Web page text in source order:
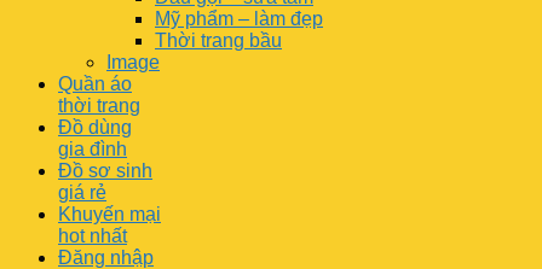
Mỹ phẩm – làm đẹp
Thời trang bầu
Image
Quần áo
thời trang
Đồ dùng
gia đình
Đồ sơ sinh
giá rẻ
Khuyến mại
hot nhất
Đăng nhập